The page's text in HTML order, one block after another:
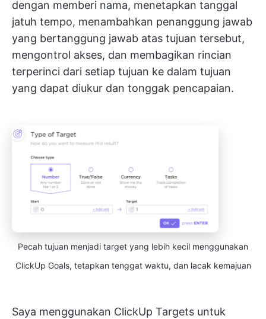
dengan memberi nama, menetapkan tanggal
jatuh tempo, menambahkan penanggung jawab
yang bertanggung jawab atas tujuan tersebut,
mengontrol akses, dan membagikan rincian
terperinci dari setiap tujuan ke dalam tujuan
yang dapat diukur dan tonggak pencapaian.
Pecah tujuan menjadi target yang lebih kecil menggunakan
ClickUp Goals, tetapkan tenggat waktu, dan lacak kemajuan
Saya menggunakan ClickUp Targets untuk